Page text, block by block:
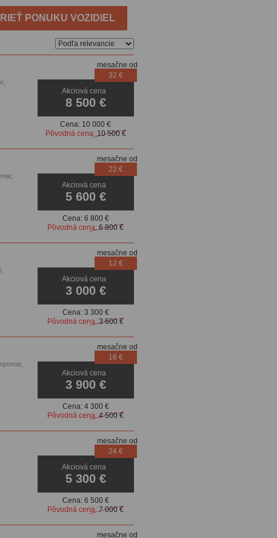
PONUKU VOZIDIEL
Akciová cena
8 500 €
mesačne od
32 €
Cena: 10 000 €
Pôvodná cena:10 500 €
Akciová cena
5 600 €
mesačne od
22 €
Cena:6 800 €
Pôvodná cena:6 800 €
Akciová cena
3 000 €
mesačne od
12 €
Cena:3 300 €
Pôvodná cena:3 600 €
Akciová cena
3 900 €
mesačne od
16 €
Cena:4 300 €
Pôvodná cena:4 500 €
,
Akciová cena
5 300 €
mesačne od
24 €
Cena:6 500 €
Pôvodná cena:7 000 €
mesačne od